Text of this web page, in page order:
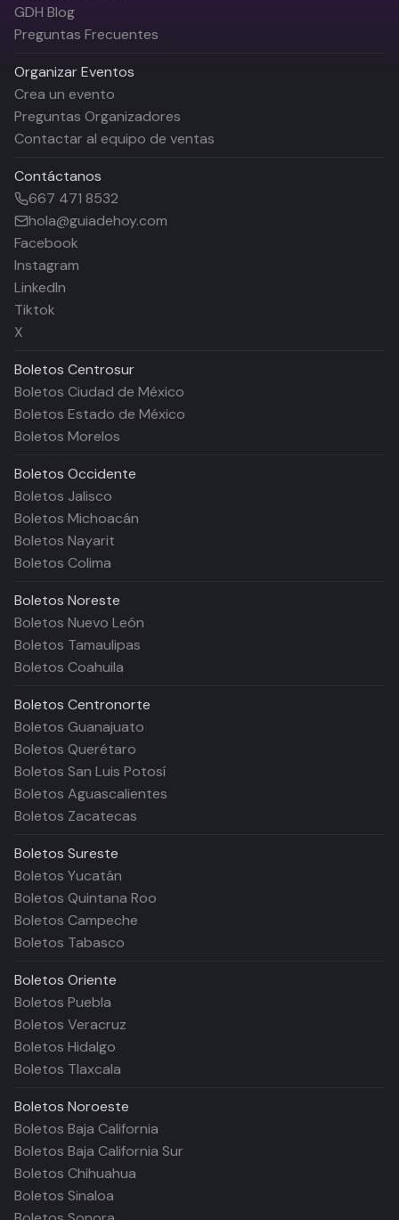
GDH Blog
Preguntas Frecuentes
Organizar Eventos
Crea un evento
Preguntas Organizadores
Contactar al equipo de ventas
Contáctanos
667 471 8532
hola@guiadehoy.com
Facebook
Instagram
LinkedIn
Tiktok
X
Boletos Centrosur
Boletos Ciudad de México
Boletos Estado de México
Boletos Morelos
Boletos Occidente
Boletos Jalisco
Boletos Michoacán
Boletos Nayarit
Boletos Colima
Boletos Noreste
Boletos Nuevo León
Boletos Tamaulipas
Boletos Coahuila
Boletos Centronorte
Boletos Guanajuato
Boletos Querétaro
Boletos San Luis Potosí
Boletos Aguascalientes
Boletos Zacatecas
Boletos Sureste
Boletos Yucatán
Boletos Quintana Roo
Boletos Campeche
Boletos Tabasco
Boletos Oriente
Boletos Puebla
Boletos Veracruz
Boletos Hidalgo
Boletos Tlaxcala
Boletos Noroeste
Boletos Baja California
Boletos Baja California Sur
Boletos Chihuahua
Boletos Sinaloa